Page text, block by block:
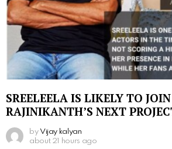
SREELEELA IS LIKELY TO JOIN
RAJINIKANTH’S NEXT
by Vijay kalyan
about 21 hours ago